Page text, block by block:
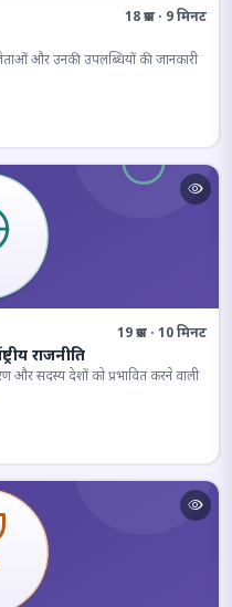
18 प्रश्न · 9 मिनट
और उनकी उपलब्धियों की जानकारी
19 प्रश्न · 10 मिनट
राजनीति
और सदस्य देशों को प्रभावित करने वाली